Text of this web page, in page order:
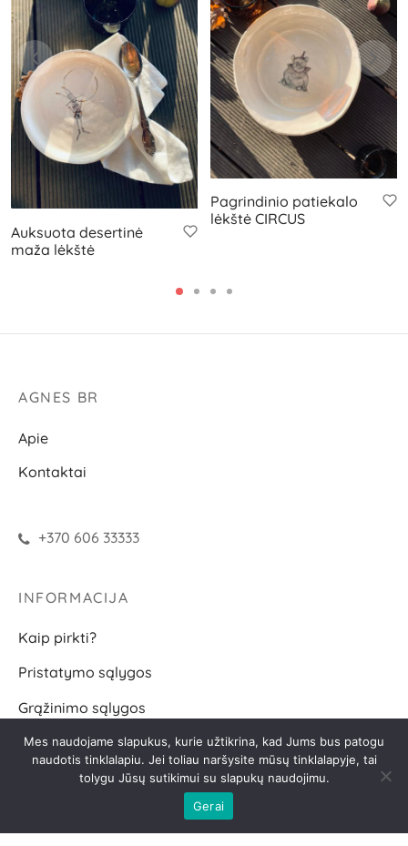
Auksuota desertinė
maža lėkštė
Pagrindinio patiekalo
lėkštė CIRCUS
AGNES BR
Apie
Kontaktai
+370 606 33333
INFORMACIJA
Kaip pirkti?
Pristatymo sąlygos
Grąžinimo sąlygos
D.U.K.
Mes naudojame slapukus, kurie užtikrina, kad Jums bus patogu
naudotis tinklalapiu. Jei toliau naršysite mūsų tinklalapyje, tai
tolygu Jūsų sutikimui su slapukų naudojimu.
Gerai